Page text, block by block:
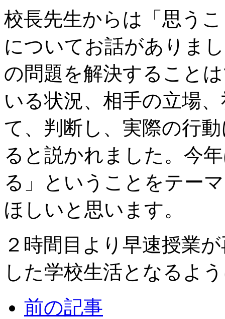
校長先生からは「思う
についてお話がありま
の問題を解決すること
いる状況、相手の立場
て、判断し、実際の行
ると説かれました。今
る」ということをテー
ほしいと思います。
２時間目より早速授業
した学校生活となるよ
前の記事